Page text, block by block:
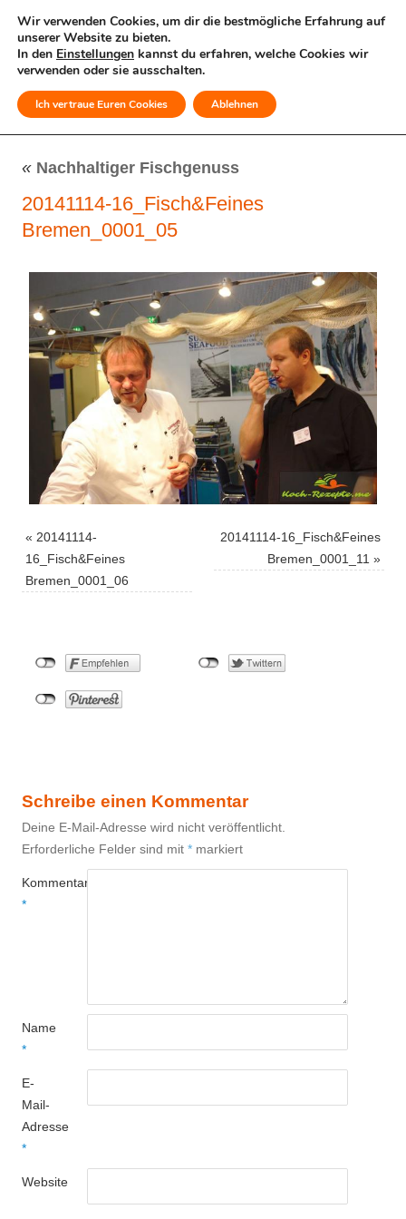
MENÜ
« Nachhaltiger Fischgenuss
20141114-16_Fisch&Feines
Bremen_0001_05
« 20141114-
16_Fisch&Feines
Bremen_0001_06
20141114-16_Fisch&Feines
Bremen_0001_11 »
Schreibe einen Kommentar
Deine E-Mail-Adresse wird nicht veröffentlicht.
Erforderliche Felder sind mit * markiert
Kommentar
*
Name
*
E-
Mail-
Adresse
*
Website
Wir verwenden Cookies, um dir die bestmögliche Erfahrung auf
unserer Website zu bieten.
In den Einstellungen kannst du erfahren, welche Cookies wir
verwenden oder sie ausschalten.
Ich vertraue Euren Cookies Ablehnen